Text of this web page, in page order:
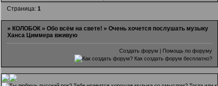
Страница:1
» КОЛОБОК »Обо всём на свете! »Очень хочется послушать музыку
Ханса Циммера вживую
Создать форум | Помощь по форуму